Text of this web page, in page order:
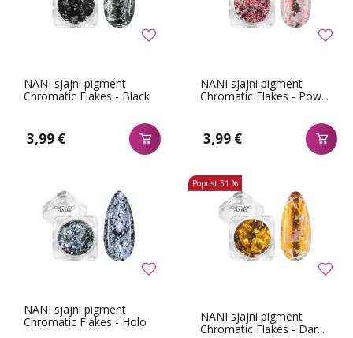
NANI sjajni pigment
Chromatic Flakes - Black
3,99 €
NANI sjajni pigment
Chromatic Flakes - Pow...
3,99 €
NANI sjajni pigment
Chromatic Flakes - Holo
NANI sjajni pigment
Chromatic Flakes - Dar...
Popust 31 %